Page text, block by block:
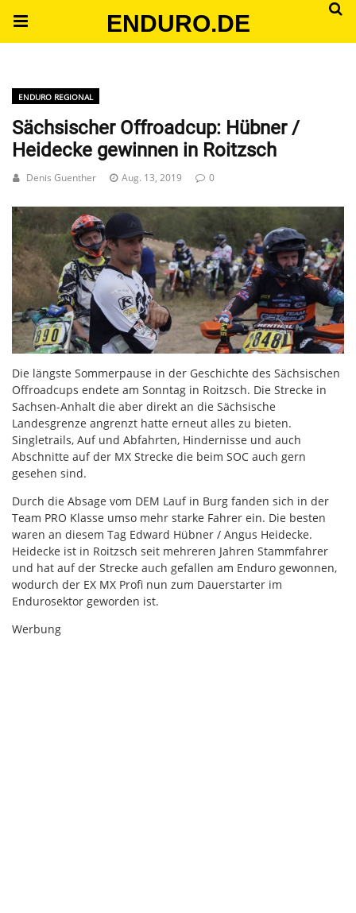
ENDURO.DE
ENDURO REGIONAL
Sächsischer Offroadcup: Hübner /
Heidecke gewinnen in Roitzsch
Denis Guenther Aug. 13, 2019 0
Die längste Sommerpause in der Geschichte des Sächsischen
Offroadcups endete am Sonntag in Roitzsch. Die Strecke in
Sachsen-Anhalt die aber direkt an die Sächsische
Landesgrenze angrenzt hatte erneut alles zu bieten.
Singletrails, Auf und Abfahrten, Hindernisse und auch
Abschnitte auf der MX Strecke die beim SOC auch gern
gesehen sind.
Durch die Absage vom DEM Lauf in Burg fanden sich in der
Team PRO Klasse umso mehr starke Fahrer ein. Die besten
waren an diesem Tag Edward Hübner / Angus Heidecke.
Heidecke ist in Roitzsch seit mehreren Jahren Stammfahrer
und hat auf der Strecke auch gefallen am Enduro gewonnen,
wodurch der EX MX Profi nun zum Dauerstarter im
Endurosektor geworden ist.
Werbung